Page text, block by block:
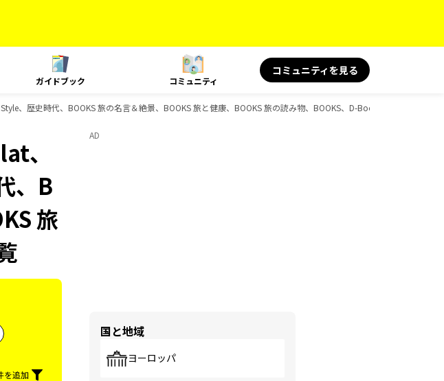
ガイドブック コミュニティ
コミュニティを見る
、歴史時代、BOOKS 旅の名言＆絶景、BOOKS 旅と健康、BOOKS 旅の読み物、BOOKS、D-Booksのガイドブック
、
、B
旅
を追加
AD
国と地域
ヨーロッパ